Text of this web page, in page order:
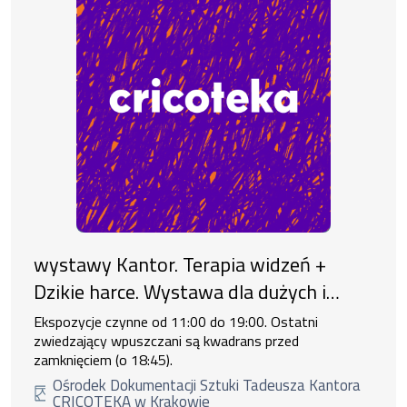
wystawy Kantor. Terapia widzeń +
Dzikie harce. Wystawa dla dużych i
małych
Ekspozycje czynne od 11:00 do 19:00. Ostatni
zwiedzający wpuszczani są kwadrans przed
zamknięciem (o 18:45).
Ośrodek Dokumentacji Sztuki Tadeusza Kantora
CRICOTEKA w Krakowie